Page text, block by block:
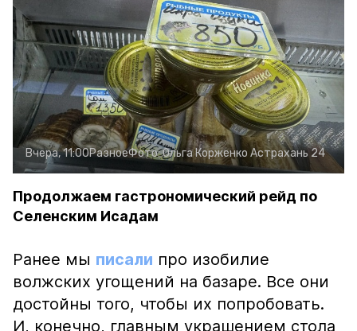
Вчера, 11:00РазноеФото:Ольга Корженко Астрахань 24
Продолжаем гастрономический рейд по
Селенским Исадам
Ранее мы писали про изобилие
волжских угощений на базаре. Все они
достойны того, чтобы их попробовать.
И, конечно, главным украшением стола